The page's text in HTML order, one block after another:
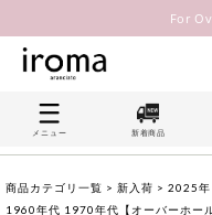
For
メニュー 新着商品
商品カテゴリ一覧 > 新入荷 > 2025年
1960年代 1970年代【オーバーホ